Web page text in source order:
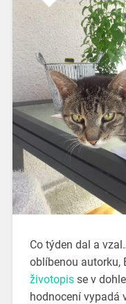
Co týden dal a
oblíbenou autorku,
životopisse v
hodnocení vypadá